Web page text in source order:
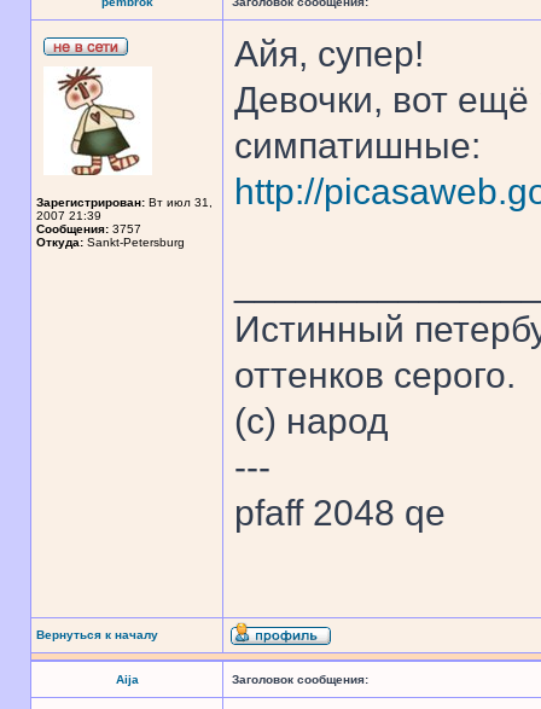
Зарегистрирован: Вт июл 31,
2007 21:39
Сообщения: 3757
Откуда: Sankt-Petersburg
Айя, супер!
Девочки, вот ещё
симпатишные:
http://
Истинный
оттенков серого.
(с) народ
---
pfaff 2048 qe
Вернуться к началу
Aija Заголовок сообщения: